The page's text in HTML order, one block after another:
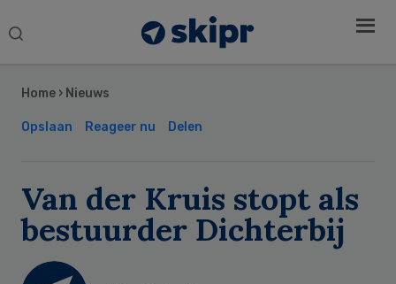
Search
Home › Nieuws
Opslaan Reageer nu Delen
Van der Kruis stopt als
bestuurder Dichterbij
Sidebar